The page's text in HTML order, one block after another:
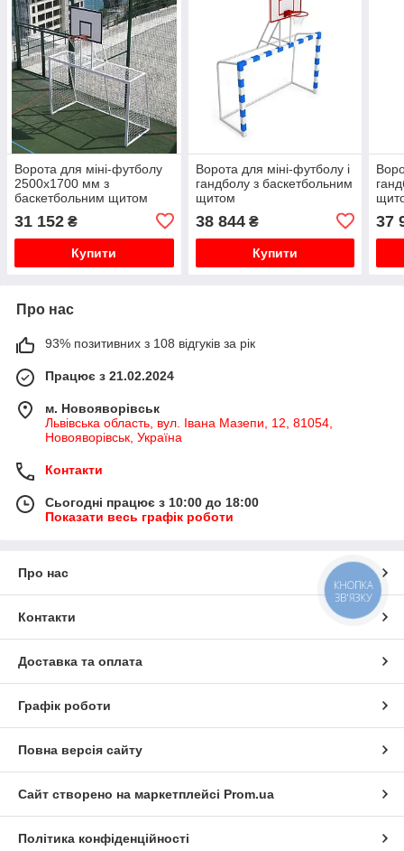
Ворота для міні-футболу
2500х1700 мм з
баскетбольним щитом
31 152 ₴
Купити
Ворота для міні-футболу і
гандболу з баскетбольним
щитом
38 844₴
Купити
37
Про нас
93% позитивних з 108 відгуків за рік
Працює з 21.02.2024
м. Новояворівськ
Львівська область, вул. Івана Мазепи, 12, 81054,
Новояворівськ, Україна
Контакти
Сьогодні працює з 10:00 до 18:00
Показати весь графік роботи
Про нас
Контакти
Доставка та оплата
Графік роботи
Повна версія сайту
Сайт створено на маркетплейсі Prom.ua
Політика конфіденційності
КНОПКА
ЗВ'ЯЗКУ